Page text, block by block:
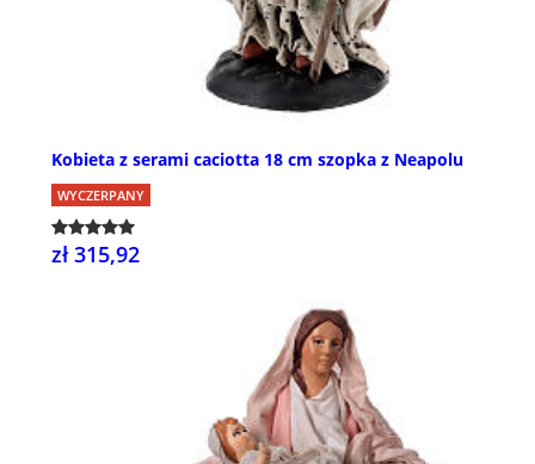
Kobieta z serami caciotta 18 cm szopka z Neapolu
WYCZERPANY
zł 315,92